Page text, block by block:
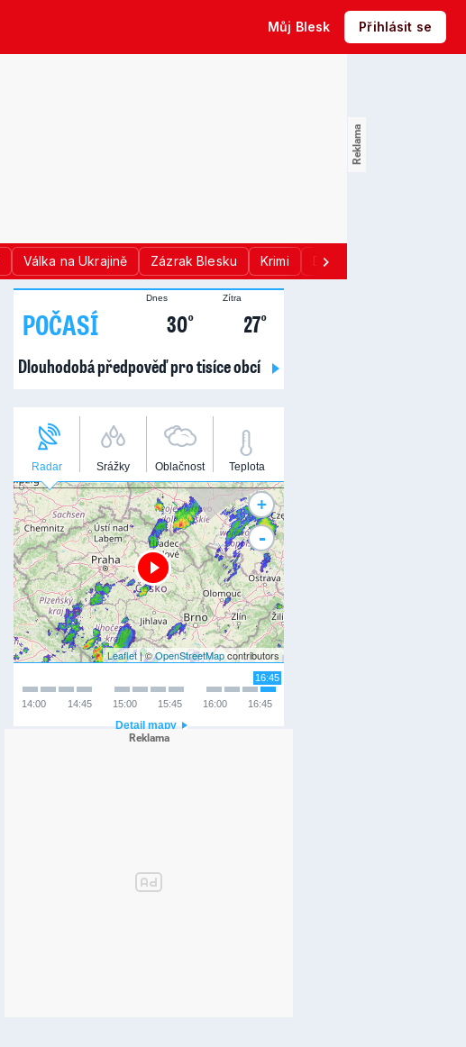
Můj Blesk Přihlásit se
Válka na Ukrajině Zázrak Blesku Krimi Donald Trump
POČASÍ
Dnes
30°
Zítra
27°
Dlouhodobá předpověď pro tisíce obcí
Radar Srážky Oblačnost Teplota
+
-
Leaflet| ©OpenStreetMapcontributors
16:45
16:45
16:00
15:45
15:00
14:45
14:00
Detail mapy